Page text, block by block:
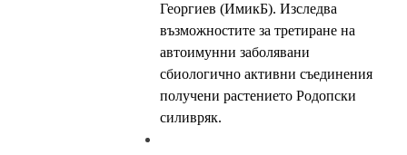
Георгиев (ИмикБ). Изследва
възможностите за третиране на
автоимунни заболявани
сбиологично активни съединения
получени растението Родопски
силивряк.